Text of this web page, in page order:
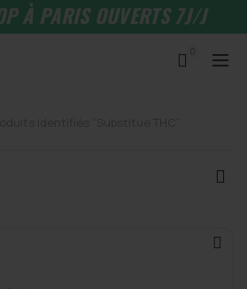
À PARIS OUVERTS 7J/J